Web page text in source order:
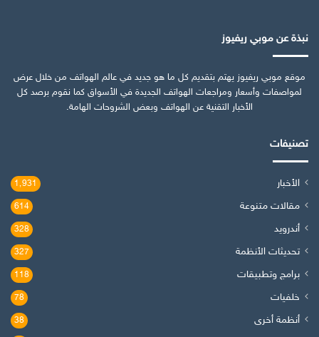
نبذة عن موبي ريفيوز
موقع موبي ريفيوز يهتم بتقديم كل ما هو جديد في عالم الهواتف من خلال عرض
لمواصفات وأسعار ومراجعات الهواتف الجديدة في الأسواق كما نقوم برصد كل
الأخبار التقنية عن الهواتف وبعض الشروحات الهامة.
تصنيفات
الأخبار 1٬931
مقالات متنوعة 614
أندرويد 328
تحديثات الأنظمة 327
برامج وتطبيقات 118
خلفيات 78
أنظمة أخرى 38